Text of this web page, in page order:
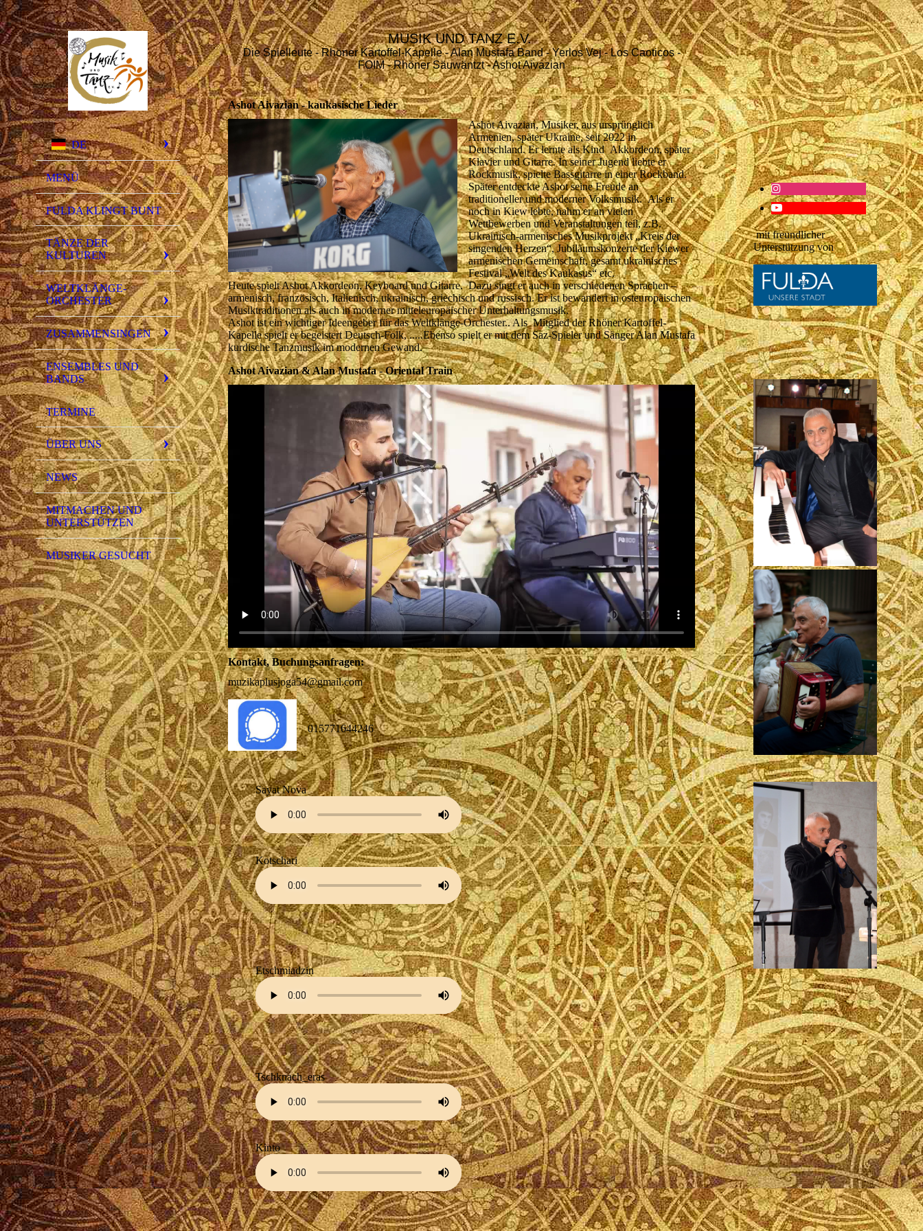
DE
MENÜ
FULDA KLINGT BUNT
TÄNZE DER
KULTUREN
WELTKLÄNGE-
ORCHESTER
ZUSAMMENSINGEN
ENSEMBLES UND
BANDS
TERMINE
ÜBER UNS
NEWS
MITMACHEN UND
UNTERSTÜTZEN
MUSIKER GESUCHT
MUSIK UND TANZ E.V.
Die Spielleute - Rhöner Kartoffel-Kapelle - Alan Mustafa Band - Yerlos Vej - Los Caoticos -
FOIM - Rhöner Säuwäntzt- Ashot Aivazian
Ashot Aivazian - kaukasische Lieder
Ashot Aivazian, Musiker, aus ursprünglich
Armenien, später Ukraine, seit 2022 in
Deutschland. Er lernte als Kind Akkordeon, später
Klavier und Gitarre. In seiner Jugend liebte er
Rockmusik, spielte Bassgitarre in einer Rockband.
Später entdeckte Ashot seine Freude an
traditioneller und moderner Volksmusik. Als er
noch in Kiew lebte, nahm er an vielen
Wettbewerben und Veranstaltungen teil, z.B.
Ukrainisch-armenisches Musikprojekt „Kreis der
singenden Herzen“, Jubiläumskonzerte der Kiewer
armenischen Gemeinschaft, gesamt ukrainisches
Festival „Welt des Kaukasus“ etc.
Heute spielt Ashot Akkordeon, Keyboard und Gitarre. Dazu singt er auch in verschiedenen Sprachen –
armenisch, französisch, Italienisch, ukrainisch, griechisch und russisch. Er ist bewandert in osteuropäischen
Musiktraditionen als auch in moderner mitteleuropäischer Unterhaltungsmusik.
Ashot ist ein wichtiger Ideengeber für das Weltklänge-Orchester.. Als Mitglied der Rhöner Kartoffel-
Kapelle spielt er begeistert Deutsch-Folk, .....Ebenso spielt er mit dem Saz-Spieler und Sänger Alan Mustafa
kurdische Tanzmusik im modernen Gewand.
Ashot Aivazian & Alan Mustafa - Oriental Train
Kontakt, Buchungsanfragen:
muzikaplusjoga54@gmail.com
015771644246
mit freundlicher
Unterstützung von